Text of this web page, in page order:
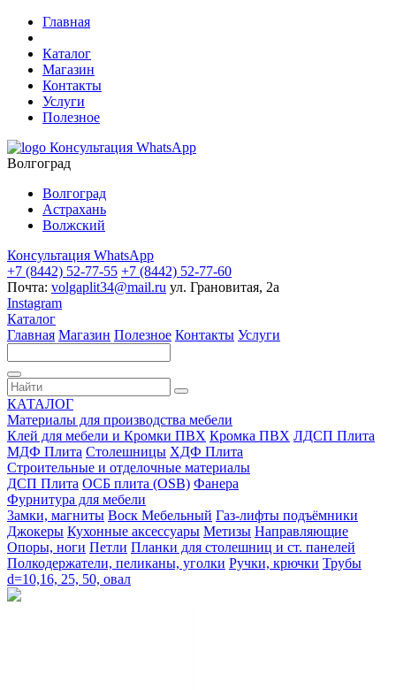
Главная
Каталог
Магазин
Контакты
Услуги
Полезное
Консультация WhatsApp
Волгоград
Волгоград
Астрахань
Волжский
Консультация WhatsApp
+7 (8442) 52-77-55 +7 (8442) 52-77-60
Почта: volgaplit34@mail.ru ул. Грановитая, 2а
Instagram
Каталог
Главная Магазин Полезное Контакты Услуги
КАТАЛОГ
Материалы для производства мебели
Клей для мебели и Кромки ПВХ Кромка ПВХ ЛДСП Плита
МДФ Плита Столешницы ХДФ Плита
Строительные и отделочные материалы
ДСП Плита ОСБ плита (OSB) Фанера
Фурнитура для мебели
3амки, магниты Воск Мебельный Газ-лифты подъёмники
Джокеры Кухонные аксессуары Метизы Направляющие
Опоры, ноги Петли Планки для столешниц и ст. панелей
Полкодержатели, пеликаны, уголки Ручки, крючки Трубы
d=10,16, 25, 50, овал